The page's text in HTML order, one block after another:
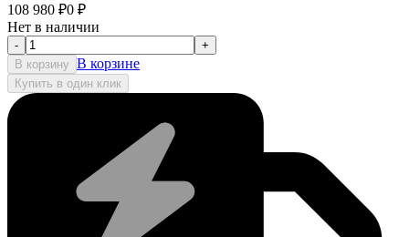
108 980 ₽0 ₽
Нет в наличии
-
+
В корзину В корзине
Купить в один клик